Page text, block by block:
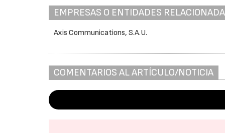
EMPRESAS O ENTIDADES
Axis Communications, S.A.U.
COMENTARIOS AL ARTÍCULO/NOTICIA